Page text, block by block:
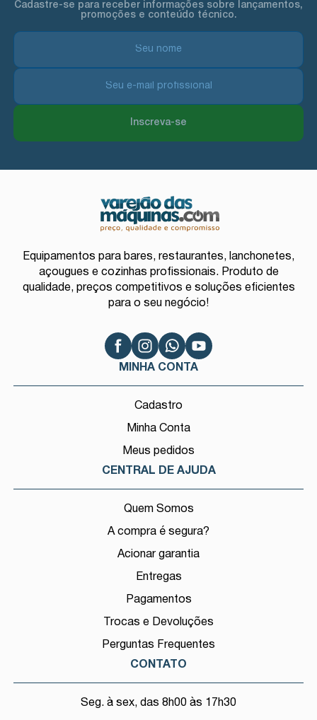
Cadastre-se para receber informações sobre lançamentos,
promoções e conteúdo técnico.
Inscreva-se
Equipamentos para bares, restaurantes, lanchonetes,
açougues e cozinhas profissionais. Produto de
qualidade, preços competitivos e soluções eficientes
para o seu negócio!
MINHA CONTA
Cadastro
Minha Conta
Meus pedidos
CENTRAL DE AJUDA
Quem Somos
A compra é segura?
Acionar garantia
Entregas
Pagamentos
Trocas e Devoluções
Perguntas Frequentes
CONTATO
Seg. à sex, das 8h00 às 17h30